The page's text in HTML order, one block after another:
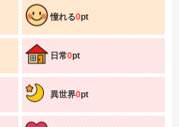
憧れる0pt
日常0pt
異世界0pt